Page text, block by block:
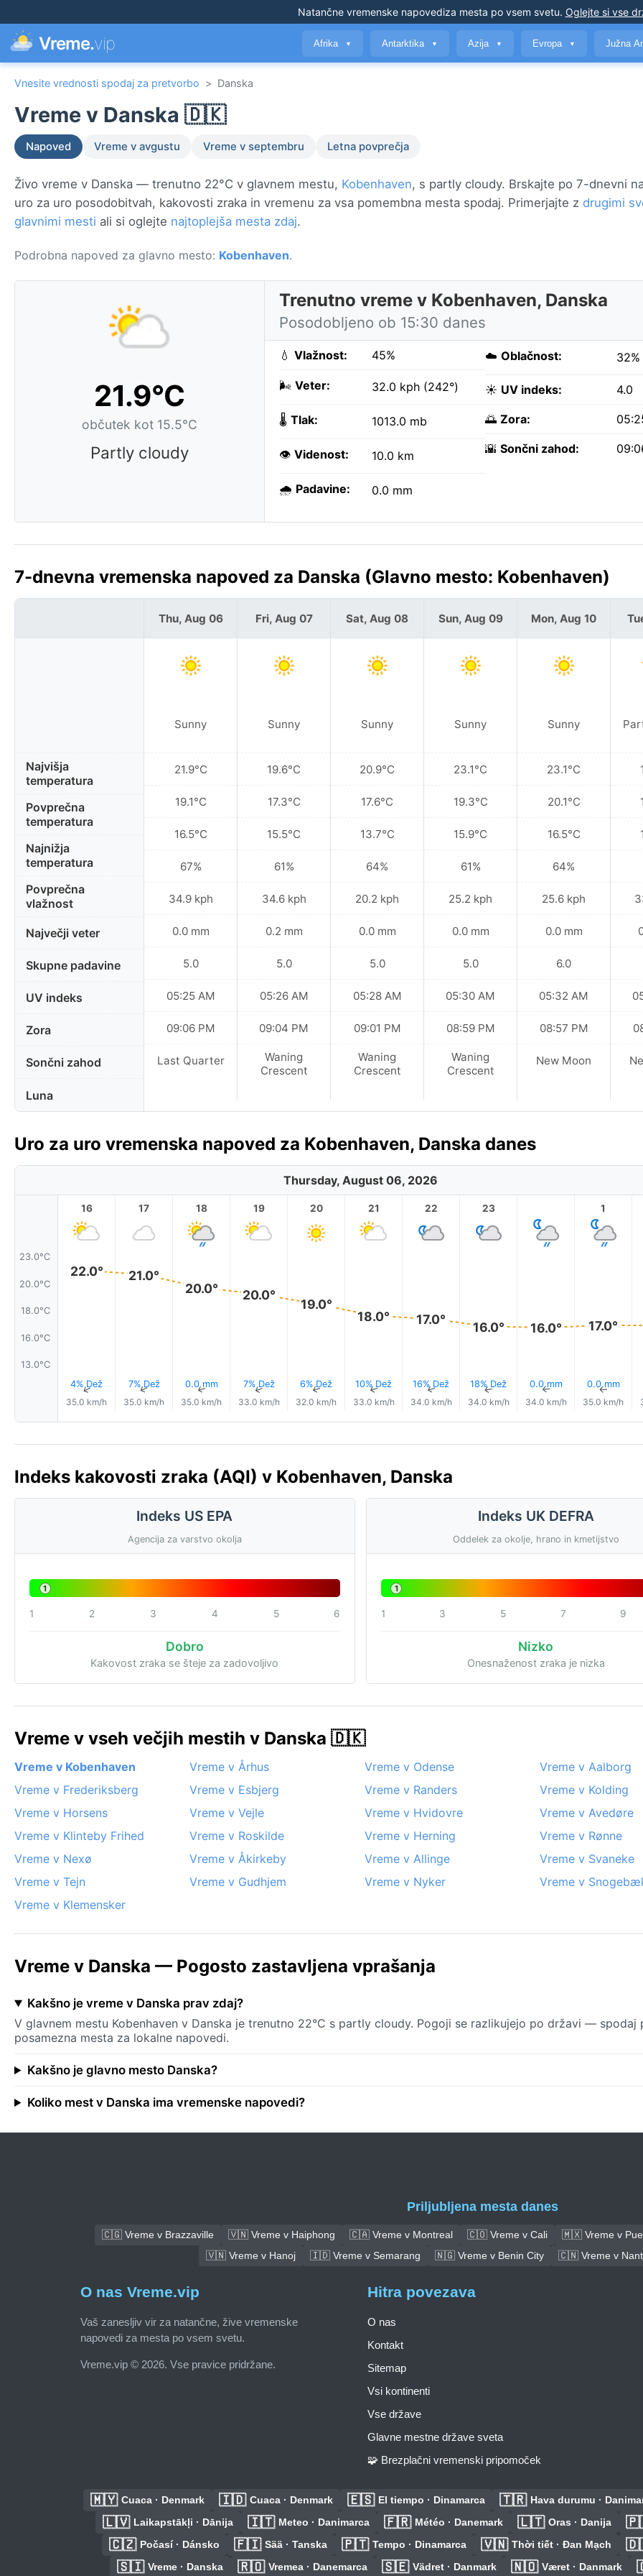
Natančne vremenske napovediza mesta po vsem svetu. Oglejte si vse
Vreme.vip Afrika ▼ Antarktika ▼ Azija ▼ Evropa ▼ Južna
Vnesite vrednosti spodaj za pretvorbo > Danska
Vreme v Danska 🇩🇰
Napoved Vreme v avgustu Vreme v septembru Letna povprečja
Živo vreme v Danska — trenutno 22°C v glavnem mestu, Kobenhaven, s partly cloudy. Brskajte po 7-dnevni
uro za uro posodobitvah, kakovosti zraka in vremenu za vsa pomembna mesta spodaj. Primerjajte z drugimi
glavnimi mesti ali si oglejte najtoplejša mesta zdaj.
Podrobna napoved za glavno mesto: Kobenhaven.
21.9°C
občutek kot 15.5°C
Partly cloudy
Trenutno vreme v Kobenhaven, Danska
Posodobljeno ob 15:30 danes
💧 Vlažnost: 45%
🌬️ Veter: 32.0 kph (242°)
🌡️ Tlak: 1013.0 mb
👁️ Videnost: 10.0 km
🌧️ Padavine: 0.0 mm
☁️ Oblačnost: 32%
☀️ UV indeks: 4.0
🌅 Zora:
🌇 Sončni zahod:
7-dnevna vremenska napoved za Danska (Glavno mesto: Kobenhaven)
Najvišja
temperatura
Povprečna
temperatura
Najnižja
temperatura
Povprečna
vlažnost
Največji veter
Skupne padavine
UV indeks
Zora
Sončni zahod
Luna
Thu, Aug 06
Sunny
21.9°C
19.1°C
16.5°C
67%
34.9 kph
0.0 mm
5.0
05:25 AM
09:06 PM
Last Quarter
Fri, Aug 07
Sunny
19.6°C
17.3°C
15.5°C
61%
34.6 kph
0.2 mm
5.0
05:26 AM
09:04 PM
Waning
Crescent
Sat, Aug 08
Sunny
20.9°C
17.6°C
13.7°C
64%
20.2 kph
0.0 mm
5.0
05:28 AM
09:01 PM
Waning
Crescent
Sun, Aug 09
Sunny
23.1°C
19.3°C
15.9°C
61%
25.2 kph
0.0 mm
5.0
05:30 AM
08:59 PM
Waning
Crescent
Mon, Aug 10
Sunny
23.1°C
20.1°C
16.5°C
64%
25.6 kph
0.0 mm
6.0
05:32 AM
08:57 PM
New Moon
Uro za uro vremenska napoved za Kobenhaven, Danska danes
Thursday, August 06, 2026
23.0°C
20.0°C
18.0°C
16.0°C
13.0°C
16
22.0°
4% Dež
↑
35.0 km/h
17
21.0°
7% Dež
↑
35.0 km/h
18
20.0°
0.0 mm
↑
35.0 km/h
19
20.0°
7% Dež
↑
33.0 km/h
20
19.0°
6% Dež
↑
32.0 km/h
21
18.0°
10% Dež
↑
33.0 km/h
22
17.0°
16% Dež
↑
34.0 km/h
23
16.0°
18% Dež
↑
34.0 km/h
16.0°
0.0 mm
↑
34.0 km/h
1
17.0°
0.0 mm
↑
35.0 km/h
Indeks kakovosti zraka (AQI) v Kobenhaven, Danska
Indeks US EPA
Agencija za varstvo okolja
1
1 2 3 4 5 6
Dobro
Kakovost zraka se šteje za zadovoljivo
Indeks UK DEFRA
Oddelek za okolje, hrano in kmetijstvo
1
1 3 5 7 9
Nizko
Onesnaženost zraka je nizka
Vreme v vseh večjih mestih v Danska 🇩🇰
Vreme v Kobenhaven Vreme v Århus Vreme v Odense
Vreme v Aalborg
Vreme v Frederiksberg
Vreme v Esbjerg Vreme v Randers
Vreme v Kolding
Vreme v Horsens
Vreme v Vejle Vreme v Hvidovre
Vreme v Avedøre
Vreme v Klinteby Frihed
Vreme v Roskilde Vreme v Herning
Vreme v Rønne
Vreme v Nexø
Vreme v Åkirkeby Vreme v Allinge
Vreme v Svaneke
Vreme v Tejn
Vreme v Gudhjem Vreme v Nyker
Vreme v
Vreme v Klemensker
Vreme v Danska — Pogosto zastavljena vprašanja
Kakšno je vreme v Danska prav zdaj?
V glavnem mestu Kobenhaven v Danska je trenutno 22°C s partly cloudy. Pogoji se razlikujejo po državi — spodaj
posamezna mesta za lokalne napovedi.
Kakšno je glavno mesto Danska?
Koliko mest v Danska ima vremenske napovedi?
Priljubljena mesta danes
🇨🇬 Vreme v Brazzaville 🇻🇳 Vreme v Haiphong 🇨🇦 Vreme v Montreal 🇨🇴 Vreme v Cali
🇲🇽 Vreme v
🇻🇳 Vreme v Hanoj
🇮🇩 Vreme v Semarang 🇳🇬 Vreme v Benin City 🇨🇳 Vreme v
O nas Vreme.vip
Vaš zanesljiv vir za natančne, žive vremenske
napovedi za mesta po vsem svetu.
Vreme.vip © 2026. Vse pravice pridržane.
Hitra povezava
O nas
Kontakt
Sitemap
Vsi kontinenti
Vse države
Glavne mestne države sveta
🧩 Brezplačni vremenski pripomoček
🇲🇾 Cuaca · Denmark 🇮🇩 Cuaca · Denmark 🇪🇸 El tiempo · Dinamarca 🇹🇷 Hava durumu ·
🇱🇻 Laikapstākļi · Dānija 🇮🇹 Meteo · Danimarca 🇫🇷 Météo · Danemark 🇱🇹 Oras · Danija
🇨🇿 Počasí · Dánsko 🇫🇮 Sää · Tanska 🇵🇹 Tempo · Dinamarca 🇻🇳 Thời tiết · Đan Mạch
🇸🇮 Vreme · Danska 🇷🇴 Vremea · Danemarca 🇸🇪 Vädret · Danmark 🇳🇴 Været · Danmark